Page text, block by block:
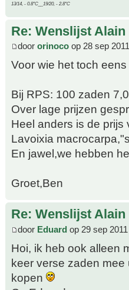
13/14, - 0.8°C__19/20, - 2.8°C
Re: Wenslijst Alain
door orinoco op 28 sep
Voor wie het toch
Bij RPS: 100 zaden
Over lage prijzen
Heel anders is de
Lavoixia
En jawel,we hebben
Groet,Ben
Re: Wenslijst Alain
door Eduard op 29 sep
Hoi, ik heb ook alleen
keer verse zaden mee
kopen